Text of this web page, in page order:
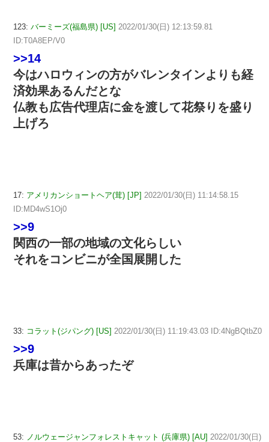
123: バーミーズ(福島県) [US] 2022/01/30(日) 12:13:59.81
ID:T0A8EP/V0
>>14
今はハロウィンの方がバレンタインよりも経
済効果あるんだとな
仏教も広告代理店に金を渡して花祭りを盛り
上げろ
17: アメリカンショートヘア(茸) [JP] 2022/01/30(日) 11:14:58.15
ID:MD4wS1Oj0
>>9
関西の一部の地域の文化らしい
それをコンビニが全国展開した
33: コラット(ジパング) [US] 2022/01/30(日) 11:19:43.03 ID:4NgBQtbZ0
>>9
兵庫は昔からあったぞ
53: ノルウェージャンフォレストキャット (兵庫県) [AU] 2022/01/30(日)